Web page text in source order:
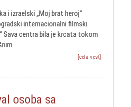
i izraelski „Moj brat heroj“
internacionalni filmski
centra bila je krcata tokom
[cela vest]
osoba sa